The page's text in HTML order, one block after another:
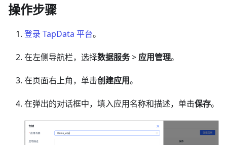
操作步骤
登录 TapData 平台。
在左侧导航栏，选择数据服务> 应用管理。
在页面右上角，单击创建应用。
在弹出的对话框中，填入应用名称和描述，单击保存。